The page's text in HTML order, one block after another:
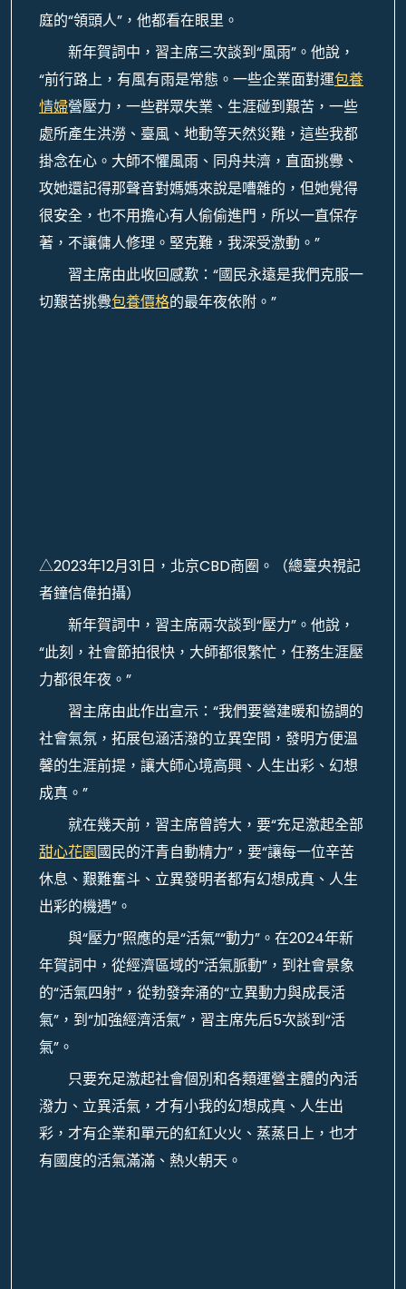
庭的“領頭人”，他都看在眼里。
新年賀詞中，習主席三次談到“風雨”。他說，
“前行路上，有風有雨是常態。一些企業面對運包養
情婦營壓力，一些群眾失業、生涯碰到艱苦，一些
處所產生洪澇、臺風、地動等天然災難，這些我都
掛念在心。大師不懼風雨、同舟共濟，直面挑釁、
攻她還記得那聲音對媽媽來說是嘈雜的，但她覺得
很安全，也不用擔心有人偷偷進門，所以一直保存
著，不讓傭人修理。堅克難，我深受激動。”
習主席由此收回感歎：“國民永遠是我們克服一
切艱苦挑釁包養價格的最年夜依附。”
△2023年12月31日，北京CBD商圈。（總臺央視記
者鐘信偉拍攝）
新年賀詞中，習主席兩次談到“壓力”。他說，
“此刻，社會節拍很快，大師都很繁忙，任務生涯壓
力都很年夜。”
習主席由此作出宣示：“我們要營建暖和協調的
社會氣氛，拓展包涵活潑的立異空間，發明方便溫
馨的生涯前提，讓大師心境高興、人生出彩、幻想
成真。”
就在幾天前，習主席曾誇大，要“充足激起全部
甜心花園國民的汗青自動精力”，要“讓每一位辛苦
休息、艱難奮斗、立異發明者都有幻想成真、人生
出彩的機遇”。
與“壓力”照應的是“活氣”“動力”。在2024年新
年賀詞中，從經濟區域的“活氣脈動”，到社會景象
的“活氣四射”，從勃發奔涌的“立異動力與成長活
氣”，到“加強經濟活氣”，習主席先后5次談到“活
氣”。
只要充足激起社會個別和各類運營主體的內活
潑力、立異活氣，才有小我的幻想成真、人生出
彩，才有企業和單元的紅紅火火、蒸蒸日上，也才
有國度的活氣滿滿、熱火朝天。